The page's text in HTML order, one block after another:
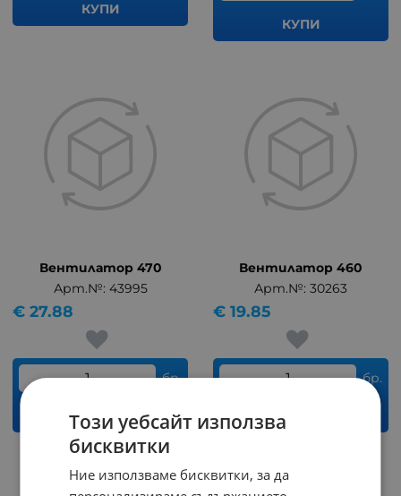
КУПИ
КУПИ
Вентилатор 470
Арт.№: 43995
27.88
€
бр.
КУПИ
Вентилатор 460
Арт.№: 30263
19.85
€
бр.
КУПИ
На страница по:
Този уебсайт използва
бисквитки
Ние използваме бисквитки, за да